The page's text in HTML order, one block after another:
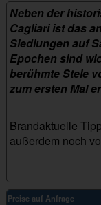
Neben der
Cagliari ist das
Siedlungen auf
Epochen sind
berühmte Stele
zum ersten Mal
Brandaktuelle
außerdem noch
Preise auf Anfrage